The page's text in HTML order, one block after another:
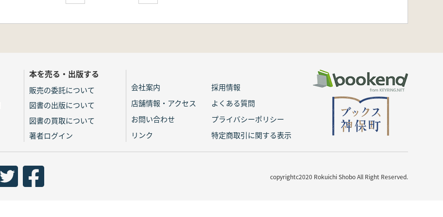
本を売る・出版する
販売の委託について
図書の出版について
図書の買取について
著者ログイン
会社案内
採用情報
店舗情報・アクセス
よくある質問
お問い合わせ
プライバシーポリシー
リンク
特定商取引に関する表示
copyrightc2020 Rokuichi Shobo All Right Reserved.